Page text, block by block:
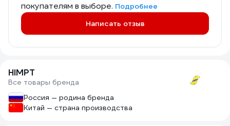
покупателям в выборе. Подробнее
Написать отзыв
HIMPT
Все товары бренда
Россия — родина бренда
Китай — страна производства